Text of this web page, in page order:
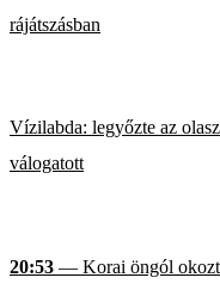
rájátszásban
Vízilabda: legyőzte az
válogatott
20:53 — Korai öngól